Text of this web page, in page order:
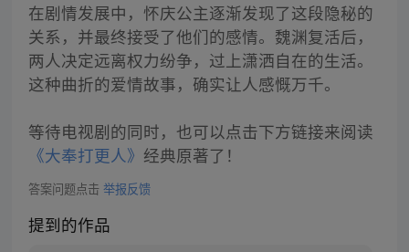
在剧情发展中，怀庆公主逐渐发现了这段隐秘的
关系，并最终接受了他们的感情。魏渊复活后，
两人决定远离权力纷争，过上潇洒自在的生活。
这种曲折的爱情故事，确实让人感慨万千。
等待电视剧的同时，也可以点击下方链接来阅读
《大奉打更人》 经典原著了！
答案问题点击 举报反馈
提到的作品